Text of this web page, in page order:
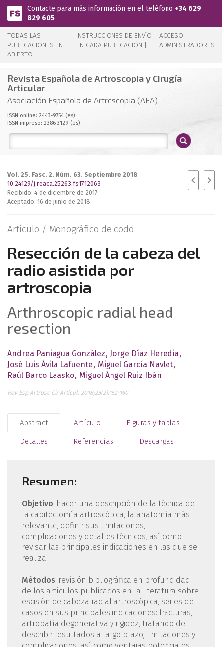
Pasar al contenido principal
Contacte para más información en el teléfono +34 629
829 605
TODAS LAS
PUBLICACIONES EN
ABIERTO |
INSTRUCCIONES DE ENVÍO
EN CADA PUBLICACIÓN |
ACCESO
ADMINISTRADORES
Revista Española de Artroscopia y Cirugía
Articular
Asociación Española de Artroscopia (AEA)
ISSN online: 2443-9754 (es)
ISSN impreso: 2386-3129 (es)
Vol. 25. Fasc. 2. Núm. 63. Septiembre 2018
10.24129/j.reaca.25263.fs1712063
Recibido: 4 de diciembre de 2017
Aceptado: 16 de junio de 2018
Artículo / Monográfico de codo
Resección de la cabeza del
radio asistida por
artroscopia
Arthroscopic radial head
resection
Andrea Paniagua González
Jorge Díaz Heredia
José Luis Ávila Lafuente
Miguel García Navlet
Raúl Barco Laasko Miguel Ángel Ruiz Ibán
Rev Esp Artrosc Cir Articul. 2018;25(2):152-160
Abstract Artículo Figuras y tablas
Detalles Referencias Descargas
Resumen:
Objetivo: hacer una descripción de la técnica de
la capitectomía artroscópica, la anatomía más
relevante, definir sus limitaciones,
complicaciones y detalles técnicos, así como
revisar las principales indicaciones en las que se
realiza.
Métodos: revisión bibliográfica en profundidad
de los artículos publicados en la literatura sobre
escisión de cabeza radial artroscópica, series de
casos en sus principales indicaciones: fracturas,
artropatía degenerativa y rigidez, tratando de
describir resultados a largo plazo, limitaciones y